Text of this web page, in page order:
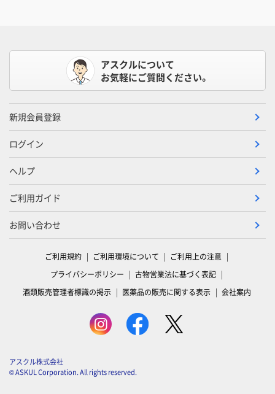
アスクルについて
お気軽にご質問ください。
新規会員登録
ログイン
ヘルプ
ご利用ガイド
お問い合わせ
ご利用規約 ご利用環境について
ご利用上の注意
プライバシーポリシー
古物営業法に基づく表記
酒類販売管理者標識の掲示
医薬品の販売に関する表示 会社案内
アスクル株式会社
© ASKUL Corporation. All rights reserved.